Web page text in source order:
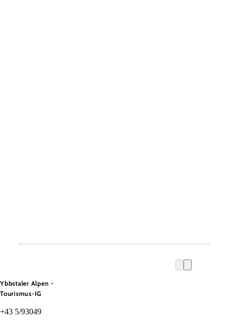
Ybbstaler Alpen -
Tourismus-IG
+43 5/93049